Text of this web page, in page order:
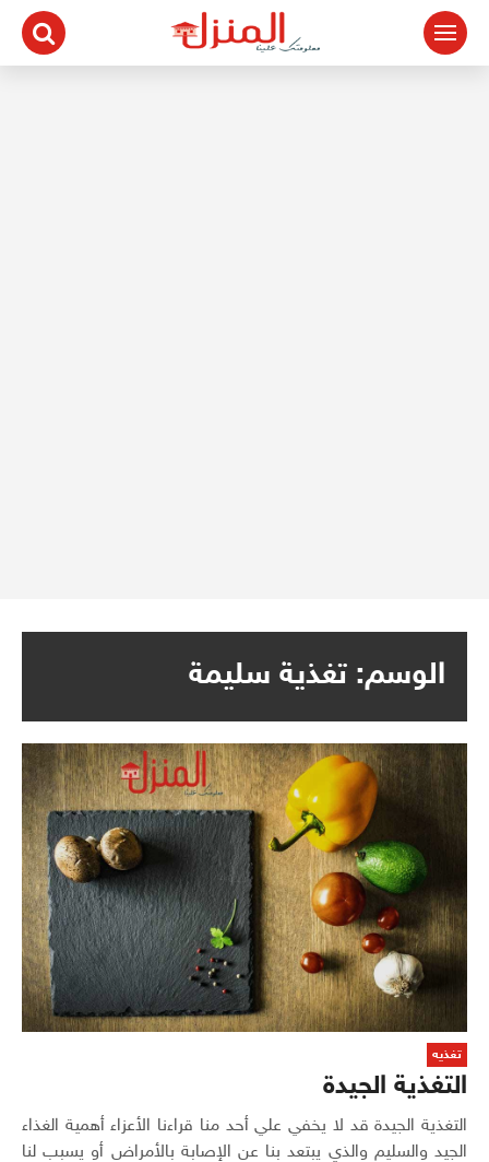
التجاوز
المحتوى
الوسم: تغذية سليمة
تغذيه
التغذية الجيدة
التغذية الجيدة قد لا يخفي علي أحد منا قراءنا الأعزاء أهمية الغذاء
الجيد والسليم والذي يبتعد بنا عن الإصابة بالأمراض أو يسبب لنا